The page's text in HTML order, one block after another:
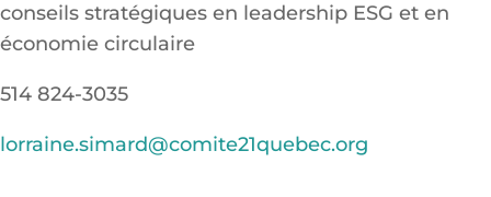
conseils stratégiques en leadership ESG et en
économie circulaire
514 824-3035
lorraine.simard@comite21quebec.org